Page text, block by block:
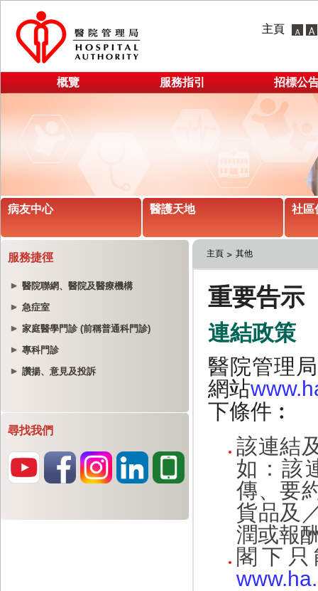
主頁
概覽 服務指引 招標公
病友中心 醫護天地 社區
服務捷徑
醫院聯網、醫院及醫療機構
急症室
家庭醫學門診 (前稱普通科門診)
專科門診
讚揚、意見及投訴
尋找我們
主頁 其他